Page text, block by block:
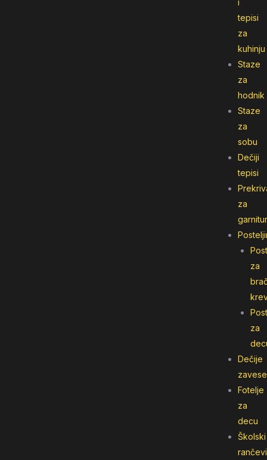
i
tepisi
za
kuhinju
Staze
za
hodnik
Staze
za
sobu
Dečiji
tepisi
za
za
za
Dečije
zavese
Fotelje
za
decu
Školski
rančevi